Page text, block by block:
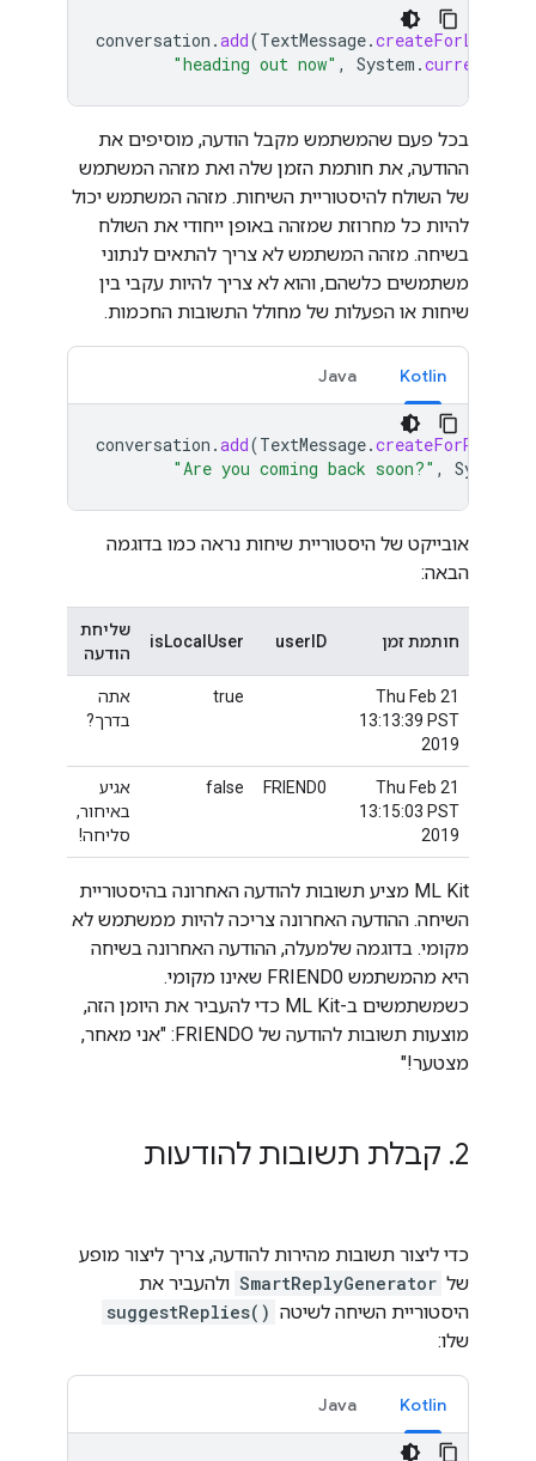
conversation .add(TextMessage.
"heading out now" , System .
בכל פעם שהמשתמש מקבל הודעה, מוסיפים את
ההודעה, את חותמת הזמן שלה ואת מזהה המשתמש
של השולח להיסטוריית השיחות. מזהה המשתמש יכול
להיות כל מחרוזת שמזהה באופן ייחודי את השולח
בשיחה. מזהה המשתמש לא צריך להתאים לנתוני
משתמשים כלשהם, והוא לא צריך להיות עקבי בין
שיחות או הפעלות של מחולל התשובות החכמות.
Kotlin
Java
conversation .add(TextMessage.
"Are you coming back soon?" , System
אובייקט של היסטוריית שיחות נראה כמו בדוגמה
הבאה:
חותמת זמן userID
isLocalUser
שליחת
הודעה
Thu Feb 21
13:13:39 PST
2019
true
אתה
בדרך?
Thu Feb 21
13:15:03 PST
2019
FRIEND0
false
אגיע
באיחור,
סליחה!
‫ML Kit מציע תשובות להודעה האחרונה בהיסטוריית
השיחה. ההודעה האחרונה צריכה להיות ממשתמש לא
מקומי. בדוגמה שלמעלה, ההודעה האחרונה בשיחה
היא מהמשתמש FRIEND0 שאינו מקומי.
כשמשתמשים ב-ML Kit כדי להעביר את היומן הזה,
מוצעות תשובות להודעה של FRIENDO: "אני מאחר,
מצטער!"
2
. קבלת תשובות להודעות
כדי ליצור תשובות מהירות להודעה, צריך ליצור מופע
של SmartReplyGenerator ולהעביר את
היסטוריית השיחה לשיטה suggestReplies()
שלו:
Kotlin
Java